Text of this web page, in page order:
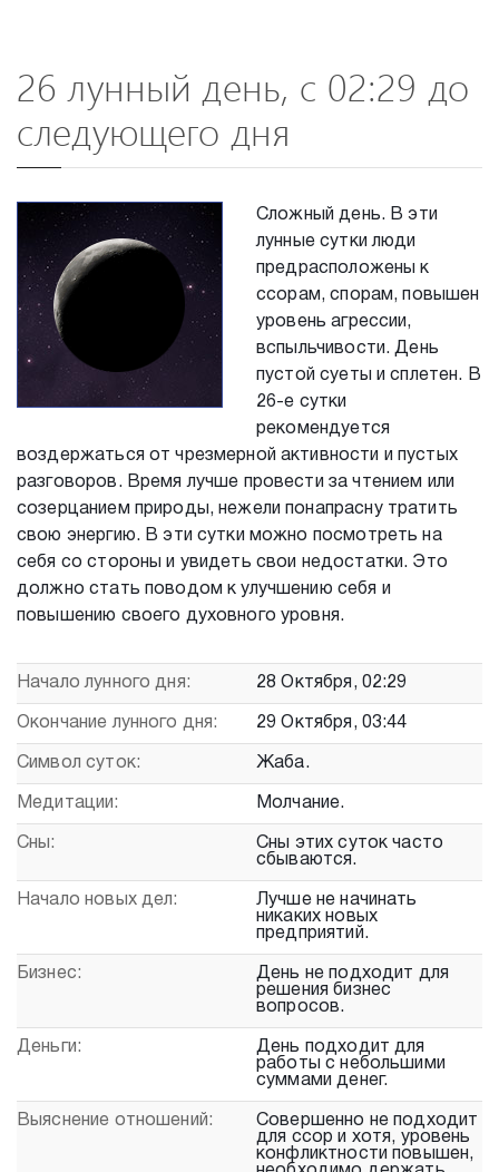
26 лунный день, с 02:29 до
следующего дня
Сложный день. В эти
лунные сутки люди
предрасположены к
ссорам, спорам, повышен
уровень агрессии,
вспыльчивости. День
пустой суеты и сплетен. В
26-е сутки
рекомендуется
воздержаться от чрезмерной активности и пустых
разговоров. Время лучше провести за чтением или
созерцанием природы, нежели понапрасну тратить
свою энергию. В эти сутки можно посмотреть на
себя со стороны и увидеть свои недостатки. Это
должно стать поводом к улучшению себя и
повышению своего духовного уровня.
Начало лунного дня: 28 Октября, 02:29
Окончание лунного дня: 29 Октября, 03:44
Символ суток: Жаба.
Медитации: Молчание.
Сны:
Сны этих суток часто
сбываются.
Начало новых дел:
Лучше не начинать
никаких новых
предприятий.
Бизнес:
День не подходит для
решения бизнес
вопросов.
Деньги:
День подходит для
работы с небольшими
суммами денег.
Выяснение отношений:
Совершенно не подходит
для ссор и хотя, уровень
конфликтности повышен,